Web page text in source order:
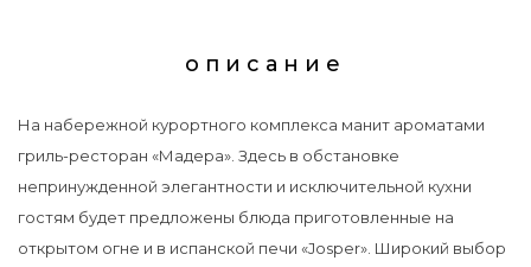
описание
На набережной курортного комплекса манит ароматами
гриль-ресторан «Мадера». Здесь в обстановке
непринужденной элегантности и исключительной кухни
гостям будет предложены блюда приготовленные на
открытом огне и в испанской печи «Josper». Широкий выбор